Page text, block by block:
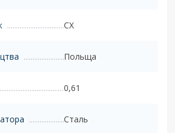
CX
Польща
0,61
Сталь